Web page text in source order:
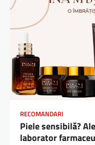
RECOMANDARI
Piele sensibilă?
laborator